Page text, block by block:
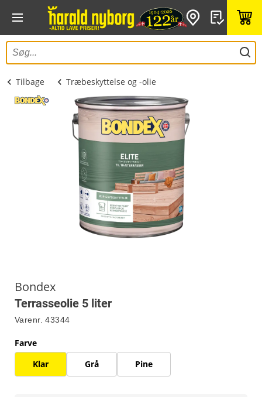
Tilbage Træbeskyttelse og -olie
Bondex
Terrasseolie 5 liter
Varenr. 43344
Farve
Klar
Grå Pine